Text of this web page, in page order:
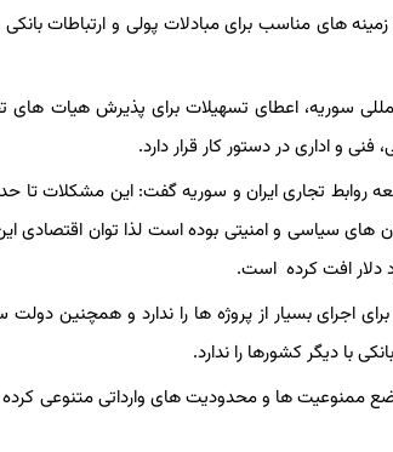
های مناسب برای مبادلات پولی و ارتباطات
سوریه، اعطای تسهیلات برای پذیرش هیات های
و اداری در دستور کار قرار دارد.
روابط تجاری ایران و سوریه گفت: این مشکلات تا
های سیاسی و امنیتی بوده است لذا توان اقتصادی
اجرای بسیار از پروژه ها را ندارد و همچنین دولت
با دیگر کشورها را ندارد.
ممنوعیت ها و محدودیت های وارداتی متنوعی